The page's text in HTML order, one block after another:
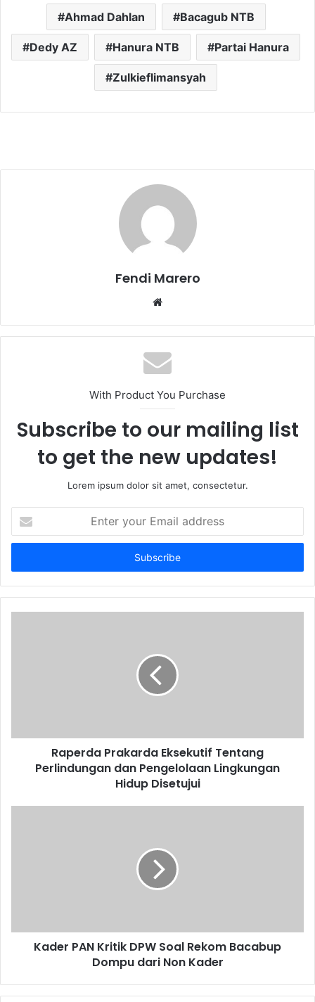
Ahmad Dahlan Bacagub NTB
Dedy AZ Hanura NTB Partai Hanura
Zulkieflimansyah
Fendi Marero
With Product You Purchase
Subscribe to our mailing list
to get the new updates!
Lorem ipsum dolor sit amet, consectetur.
your
Email
Raperda Prakarda Eksekutif Tentang
Perlindungan dan Pengelolaan Lingkungan
Hidup Disetujui
Kader PAN Kritik DPW Soal Rekom Bacabup
Dompu dari Non Kader